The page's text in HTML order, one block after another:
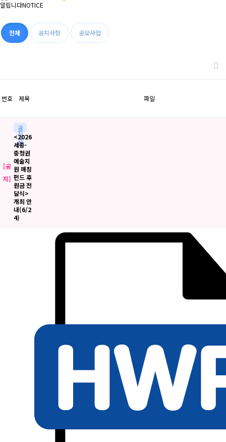
알립니다NOTICE
전체 공지사항 공모사업
번호 제목 파일
[공
지]
공
지
사
항
<2026
세종·
충청권
예술지
원 매칭
펀드 후
원금 전
달식>
개최 안
내(6/2
4)